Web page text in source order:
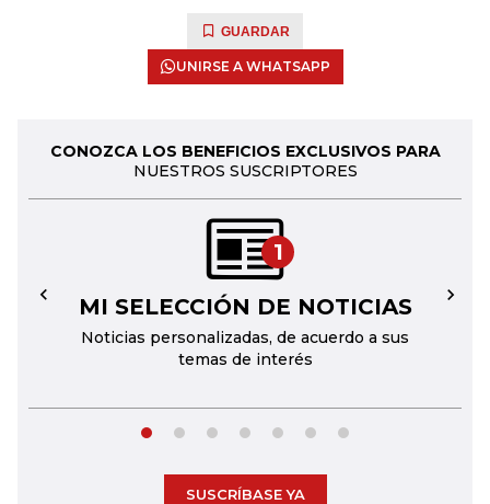
GUARDAR
UNIRSE A WHATSAPP
CONOZCA LOS BENEFICIOS EXCLUSIVOS PARA
NUESTROS SUSCRIPTORES
1
MI SELECCIÓN DE NOTICIAS
Noticias personalizadas, de acuerdo a sus
temas de interés
← →
SUSCRÍBASE YA